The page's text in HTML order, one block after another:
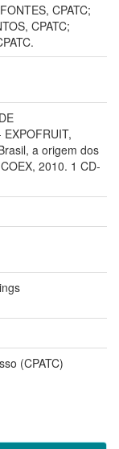
CPATC;
CPATC;
EXPOFRUIT,
a origem dos
2010. 1 CD-
(CPATC)